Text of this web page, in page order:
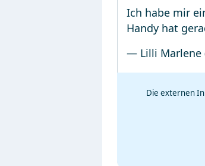
Ich habe mir
Handy hat
— Lilli Marlene
Die externen